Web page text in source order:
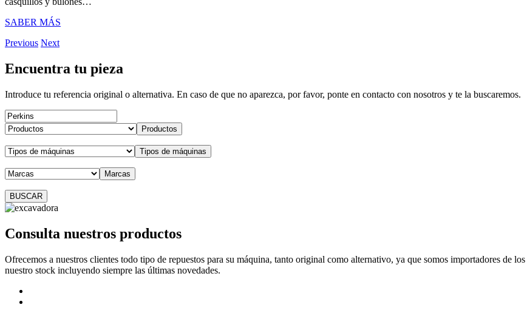
SABER MÁS
Previous Next
Encuentra tu pieza
Introduce tu referencia original o alternativa. En caso de que no aparezca, por favor, ponte en contacto con nosotros y te la buscaremos.
Productos
Tipos de máquinas
Marcas
Consulta nuestros productos
Ofrecemos a nuestros clientes todo tipo de repuestos para su máquina, tanto original como alternativo, ya que somos importadores de
nuestro stock incluyendo siempre las últimas novedades.